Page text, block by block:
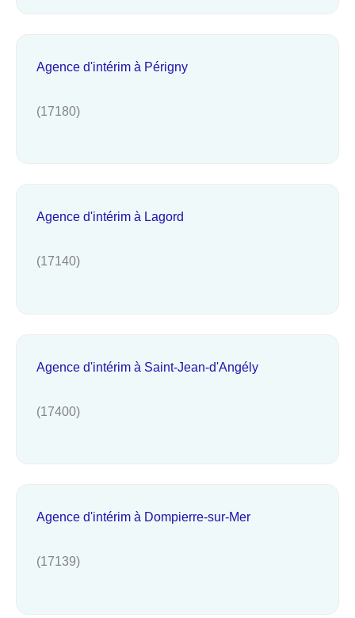
Agence d'intérim à Périgny
(17180)
Agence d'intérim à Lagord
(17140)
Agence d'intérim à Saint-Jean-d'Angély
(17400)
Agence d'intérim à Dompierre-sur-Mer
(17139)